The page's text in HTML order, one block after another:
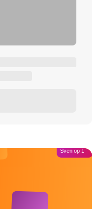
Sven op 1